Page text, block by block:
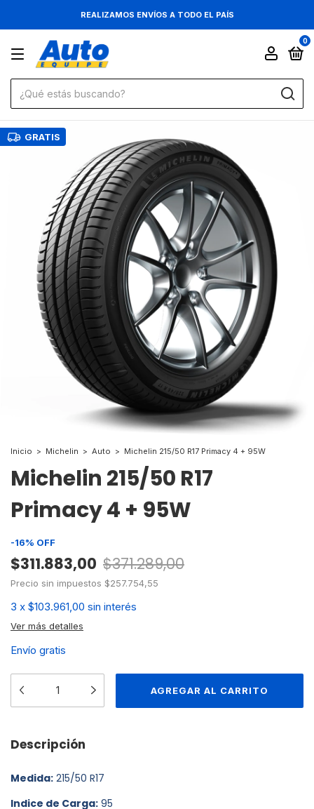
REALIZAMOS ENVÍOS A TODO EL PAÍS
0
GRATIS
Inicio > Michelin > Auto > Michelin 215/50 R17 Primacy 4 + 95W
Michelin 215/50 R17
Primacy 4 + 95W
-16% OFF
$311.883,00 $371.289,00
Precio sin impuestos $257.754,55
3 x $103.961,00 sin interés
Ver más detalles
Envío gratis
Descripción
Medida: 215/50 R17
Indice de Carga: 95